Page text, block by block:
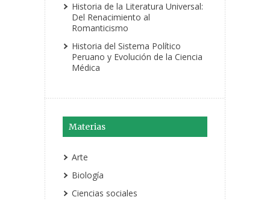
Historia de la Literatura Universal:
Del Renacimiento al
Romanticismo
Historia del Sistema Político
Peruano y Evolución de la Ciencia
Médica
Materias
Arte
Biología
Ciencias sociales